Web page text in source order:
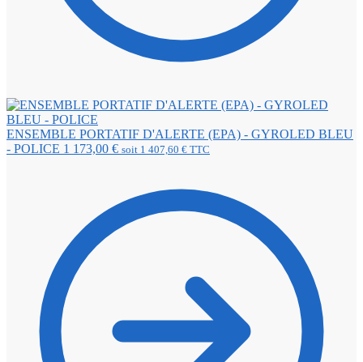
ENSEMBLE PORTATIF D'ALERTE (EPA) - GYROLED BLEU
- POLICE 1 173,00 € soit 1 407,60 € TTC